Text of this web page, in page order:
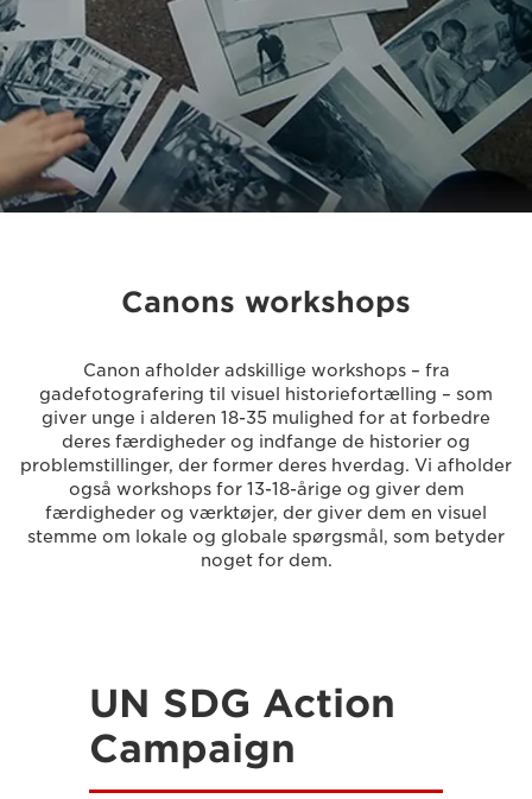
Canons workshops
Canon afholder adskillige workshops – fra
gadefotografering til visuel historiefortælling – som
giver unge i alderen 18-35 mulighed for at forbedre
deres færdigheder og indfange de historier og
problemstillinger, der former deres hverdag. Vi afholder
også workshops for 13-18-årige og giver dem
færdigheder og værktøjer, der giver dem en visuel
stemme om lokale og globale spørgsmål, som betyder
noget for dem.
UN SDG Action
Campaign